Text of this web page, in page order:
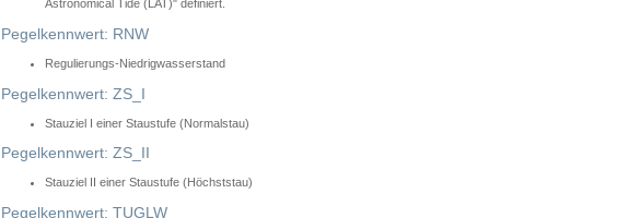
Astronomical Tide (LAT)" definiert.
Pegelkennwert: RNW
Regulierungs-Niedrigwasserstand
Pegelkennwert: ZS_I
Stauziel I einer Staustufe (Normalstau)
Pegelkennwert: ZS_II
Stauziel II einer Staustufe (Höchststau)
Pegelkennwert: TUGLW